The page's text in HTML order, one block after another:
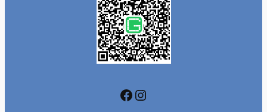
Facebook Instagram